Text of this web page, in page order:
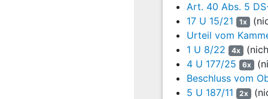
das Urteil des
16
1. Die Beklagte
2. Die
zu berichtigen.
Art. 40 Abs. 5
17 U 15/21
1x
Urteil vom
1 U 8/22 4x
4 U 177/25
6x
Beschluss vom
5 U 187/11 2x